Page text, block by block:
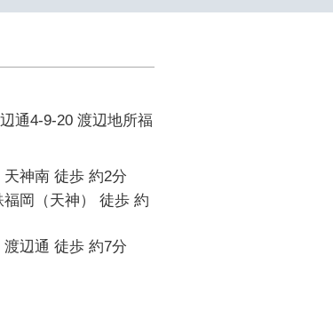
通4-9-20 渡辺地所福
神南 徒歩 約2分
岡（天神） 徒歩 約
辺通 徒歩 約7分